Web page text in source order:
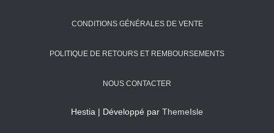
CONDITIONS GÉNÉRALES DE VENTE
POLITIQUE DE RETOURS ET REMBOURSEMENTS
NOUS CONTACTER
Hestia | Développé par ThemeIsle